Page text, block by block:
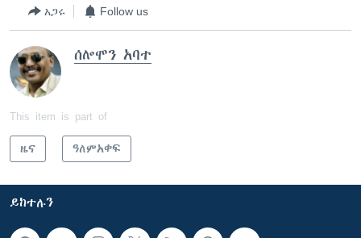
አጋሩ Follow us
ሰሎሞን አባተ
This item is part of
ዜና ዓለምአቀፍ
ይከተሉን